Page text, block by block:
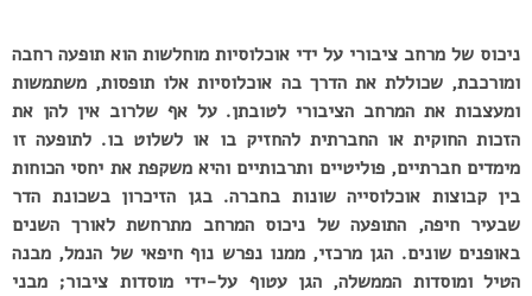
ניכוס של מרחב ציבורי על ידי אוכלוסיות מוחלשות הוא תופעה רחבה
ומורכבת, שכוללת את הדרך בה אוכלוסיות אלו תופסות, משתמשות
ומעצבות את המרחב הציבורי לטובתן. על אף שלרוב אין להן את
הזכות החוקית או החברתית להחזיק בו או לשלוט בו. לתופעה זו
מימדים חברתיים, פוליטיים ותרבותיים והיא משקפת את יחסי הכוחות
בין קבוצות אוכלוסייה שונות בחברה. בגן הזיכרון בשכונת הדר
שבעיר חיפה, התופעה של ניכוס המרחב מתרחשת לאורך השנים
באופנים שונים. הגן מרכזי, ממנו נפרש נוף חיפאי של הנמל, מבנה
הטיל ומוסדות הממשלה, הגן עטוף על-ידי מוסדות ציבור; מבני